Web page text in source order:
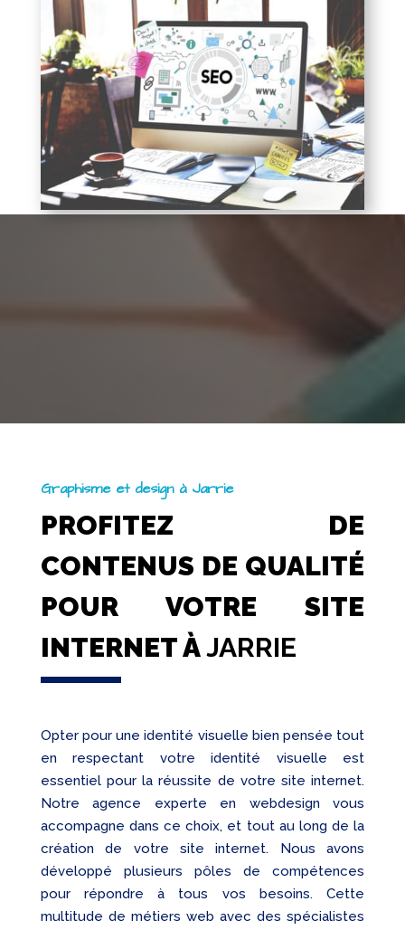
Graphisme et design à Jarrie
PROFITEZ DE
CONTENUS DE QUALITÉ
POUR VOTRE SITE
INTERNET ÀJARRIE
Opter pour une identité visuelle bien pensée tout
en respectant votre identité visuelle est
essentiel pour la réussite de votre site internet.
Notre agence experte en webdesign vous
accompagne dans ce choix, et tout au long de la
création de votre site internet. Nous avons
développé plusieurs pôles de compétences
pour répondre à tous vos besoins. Cette
multitude de métiers web avec des spécialistes